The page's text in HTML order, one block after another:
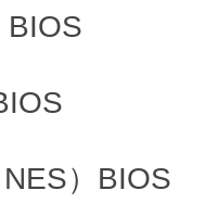
BIOS
）BIOS